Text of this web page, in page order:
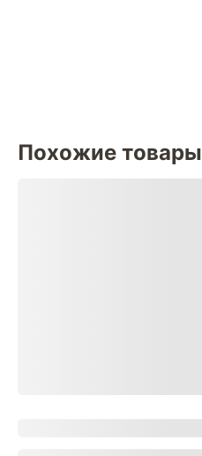
Похожие товары